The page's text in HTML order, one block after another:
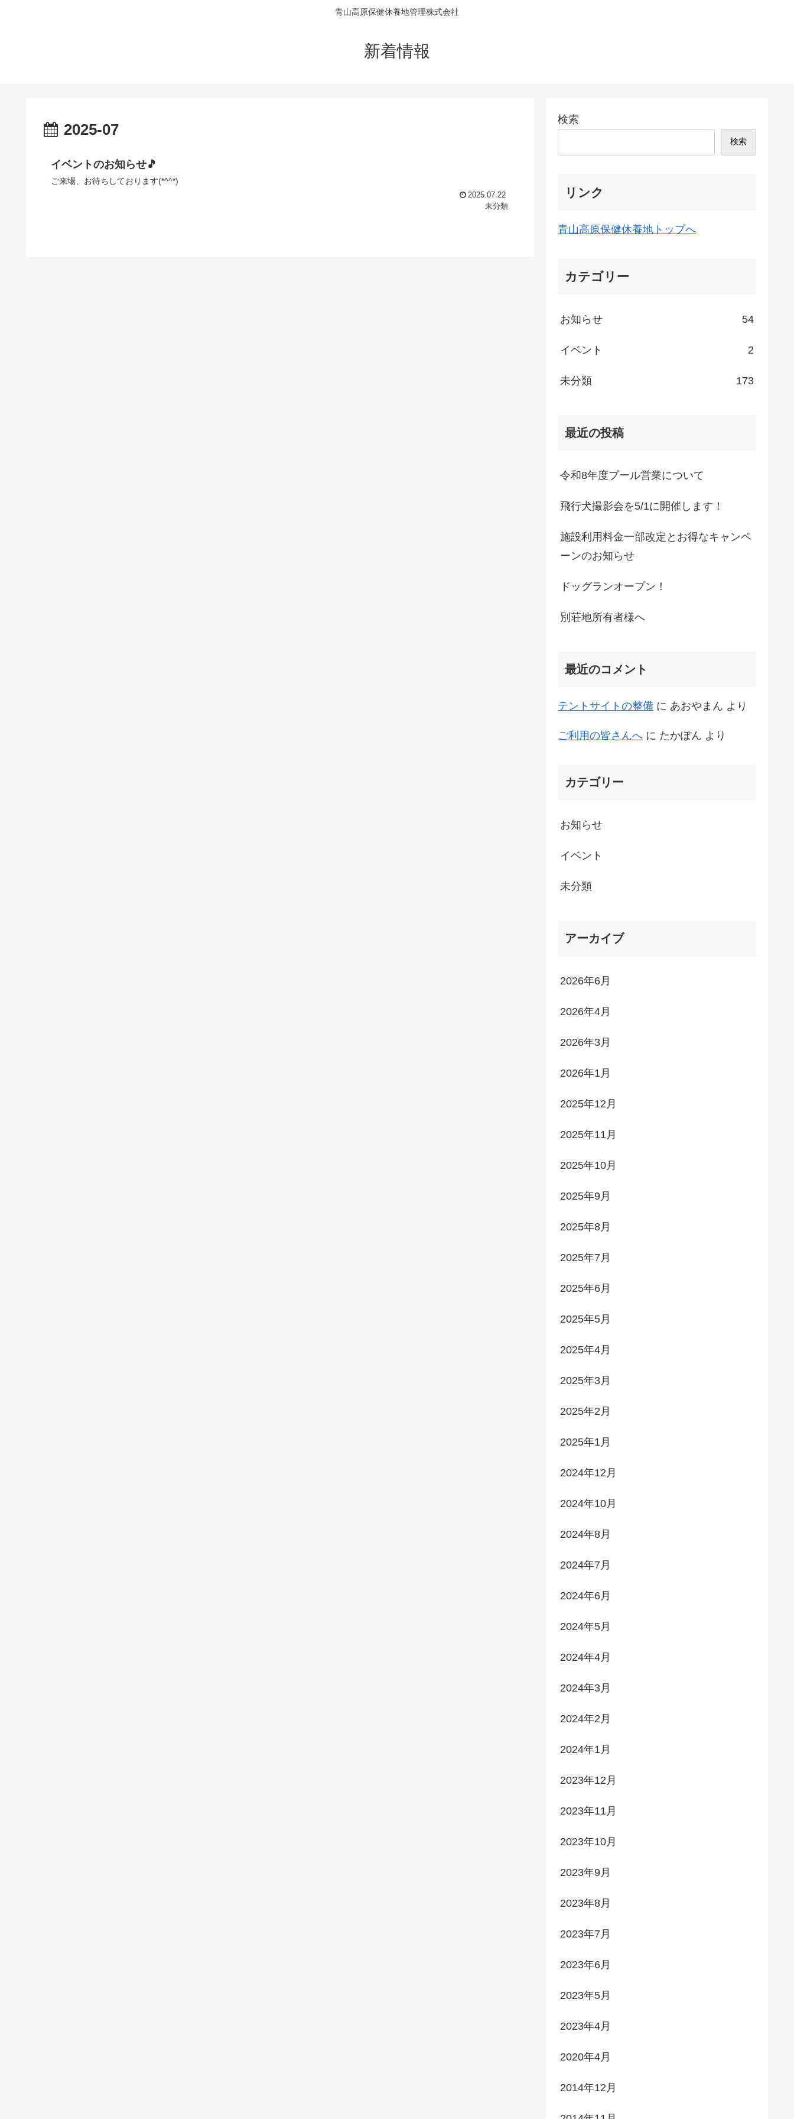
青山高原保健休養地管理株式会社
新着情報
2025-07
イベントのお知らせ🎵
ご来場、お待ちしております(*^^*)
2025.07.22
未分類
検索
検索
リンク
青山高原保健休養地トップへ
カテゴリー
お知らせ 54
イベント 2
未分類 173
最近の投稿
令和8年度プール営業について
飛行犬撮影会を5/1に開催します！
施設利用料金一部改定とお得なキャンペ
ーンのお知らせ
ドッグランオープン！
別荘地所有者様へ
最近のコメント
テントサイトの整備 に あおやまん より
ご利用の皆さんへ に たかぽん より
カテゴリー
お知らせ
イベント
未分類
アーカイブ
2026年6月
2026年4月
2026年3月
2026年1月
2025年12月
2025年11月
2025年10月
2025年9月
2025年8月
2025年7月
2025年6月
2025年5月
2025年4月
2025年3月
2025年2月
2025年1月
2024年12月
2024年10月
2024年8月
2024年7月
2024年6月
2024年5月
2024年4月
2024年3月
2024年2月
2024年1月
2023年12月
2023年11月
2023年10月
2023年9月
2023年8月
2023年7月
2023年6月
2023年5月
2023年4月
2020年4月
2014年12月